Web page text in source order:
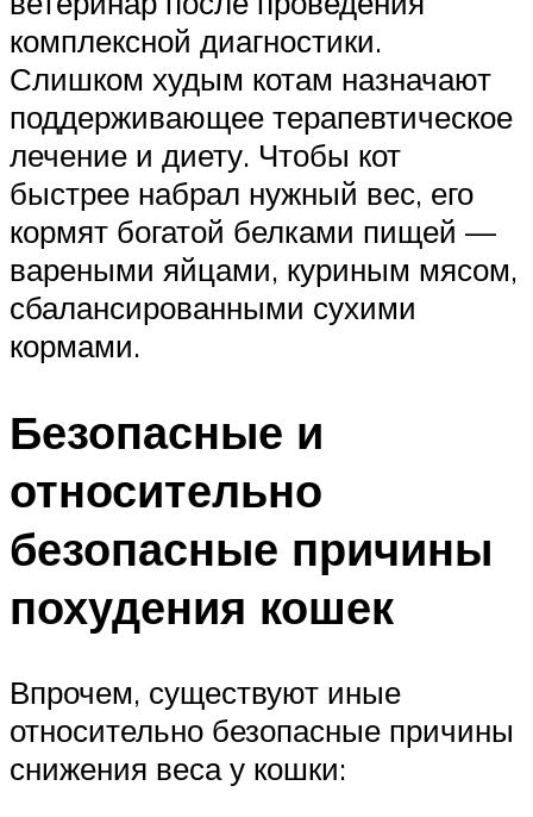
комплексной диагностики.
Слишком худым котам назначают
поддерживающее терапевтическое
лечение и диету. Чтобы кот
быстрее набрал нужный вес, его
кормят богатой белками пищей —
вареными яйцами, куриным мясом,
сбалансированными сухими
кормами.
Безопасные и
относительно
безопасные причины
похудения кошек
Впрочем, существуют иные
относительно безопасные причины
снижения веса у кошки: